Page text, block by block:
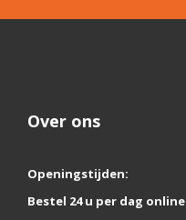
Over ons
Openingstijden:
Bestel 24 u per dag online